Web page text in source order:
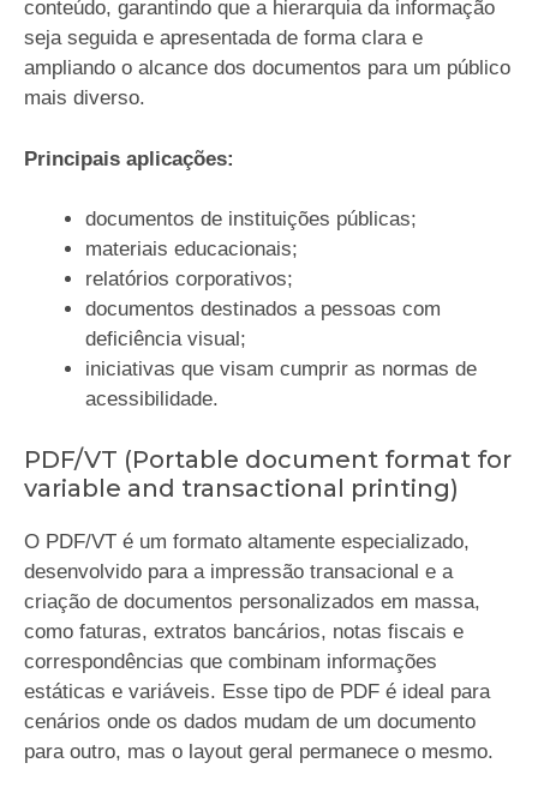
conteúdo, garantindo que a hierarquia da informação
seja seguida e apresentada de forma clara e
ampliando o alcance dos documentos para um público
mais diverso.
Principais aplicações:
documentos de instituições públicas;
materiais educacionais;
relatórios corporativos;
documentos destinados a pessoas com
deficiência visual;
iniciativas que visam cumprir as normas de
acessibilidade.
PDF/VT (Portable document format for
variable and transactional printing)
O PDF/VT é um formato altamente especializado,
desenvolvido para a impressão transacional e a
criação de documentos personalizados em massa,
como faturas, extratos bancários, notas fiscais e
correspondências que combinam informações
estáticas e variáveis. Esse tipo de PDF é ideal para
cenários onde os dados mudam de um documento
para outro, mas o layout geral permanece o mesmo.